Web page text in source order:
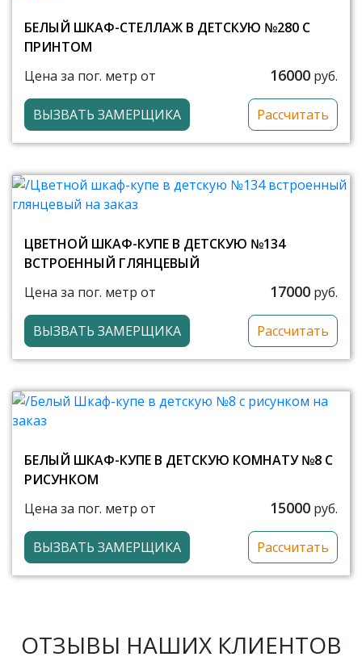
БЕЛЫЙ ШКАФ-СТЕЛЛАЖ В ДЕТСКУЮ №280 С
ПРИНТОМ
Цена за пог. метр от
16000 руб.
ВЫЗВАТЬ ЗАМЕРЩИКА Рассчитать
ЦВЕТНОЙ ШКАФ-КУПЕ В ДЕТСКУЮ №134
ВСТРОЕННЫЙ ГЛЯНЦЕВЫЙ
Цена за пог. метр от
17000 руб.
ВЫЗВАТЬ ЗАМЕРЩИКА Рассчитать
БЕЛЫЙ ШКАФ-КУПЕ В ДЕТСКУЮ КОМНАТУ №8 С
РИСУНКОМ
Цена за пог. метр от
15000 руб.
ВЫЗВАТЬ ЗАМЕРЩИКА Рассчитать
ОТЗЫВЫ НАШИХ КЛИЕНТОВ